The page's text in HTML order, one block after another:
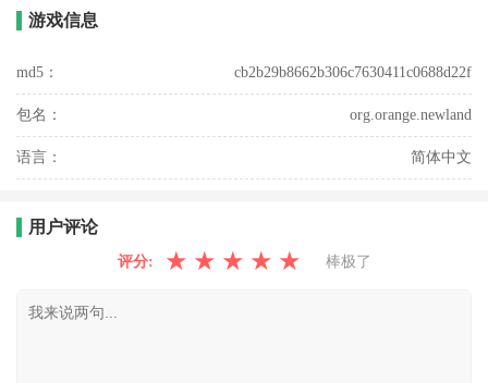
游戏信息
md5： cb2b29b8662b306c7630411c0688d22f
包名： org.orange.newland
语言： 简体中文
用户评论
评分: ★ ★ ★ ★ ★ 棒极了